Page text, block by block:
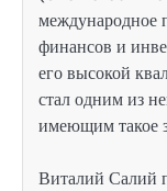
международное
финансов и
его высокой
стал одним из
имеющим такое
Виталий Салий